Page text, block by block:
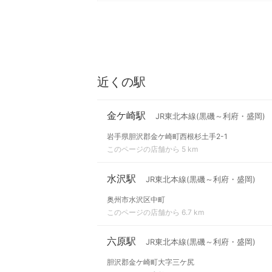
近くの駅
金ケ崎駅 JR東北本線(黒磯～利府・盛岡)
岩手県胆沢郡金ケ崎町西根杉土手2-1
このページの店舗から 5 km
水沢駅 JR東北本線(黒磯～利府・盛岡)
奥州市水沢区中町
このページの店舗から 6.7 km
六原駅 JR東北本線(黒磯～利府・盛岡)
胆沢郡金ケ崎町大字三ケ尻